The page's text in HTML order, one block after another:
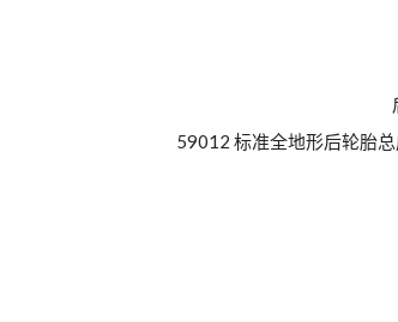
59012 标准全地形后轮胎总